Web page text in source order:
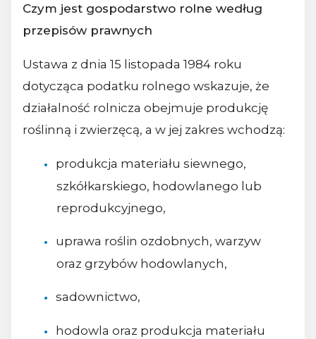
Czym jest gospodarstwo rolne według
przepisów prawnych
Ustawa z dnia 15 listopada 1984 roku
dotycząca podatku rolnego wskazuje, że
działalność rolnicza obejmuje produkcję
roślinną i zwierzęcą, a w jej zakres wchodzą:
produkcja materiału siewnego,
szkółkarskiego, hodowlanego lub
reprodukcyjnego,
uprawa roślin ozdobnych, warzyw
oraz grzybów hodowlanych,
sadownictwo,
hodowla oraz produkcja materiału